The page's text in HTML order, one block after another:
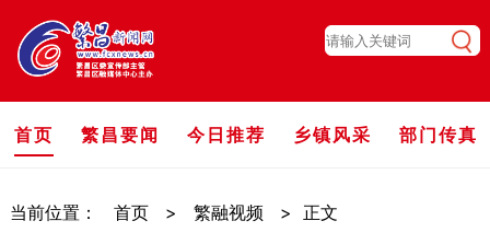
首页 繁昌要闻 今日推荐 乡镇风采 部门传真
当前位置： 首页 > 繁融视频 > 正文